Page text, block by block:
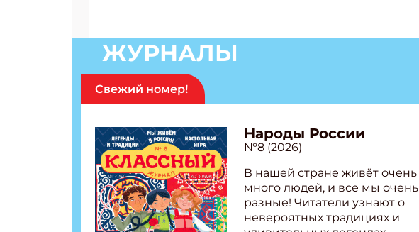
ЖУРНАЛЫ
Свежий номер!
Народы России
№8 (2026)
В нашей стране живёт очень
много людей, и все мы очень
разные! Читатели узнают о
невероятных традициях и